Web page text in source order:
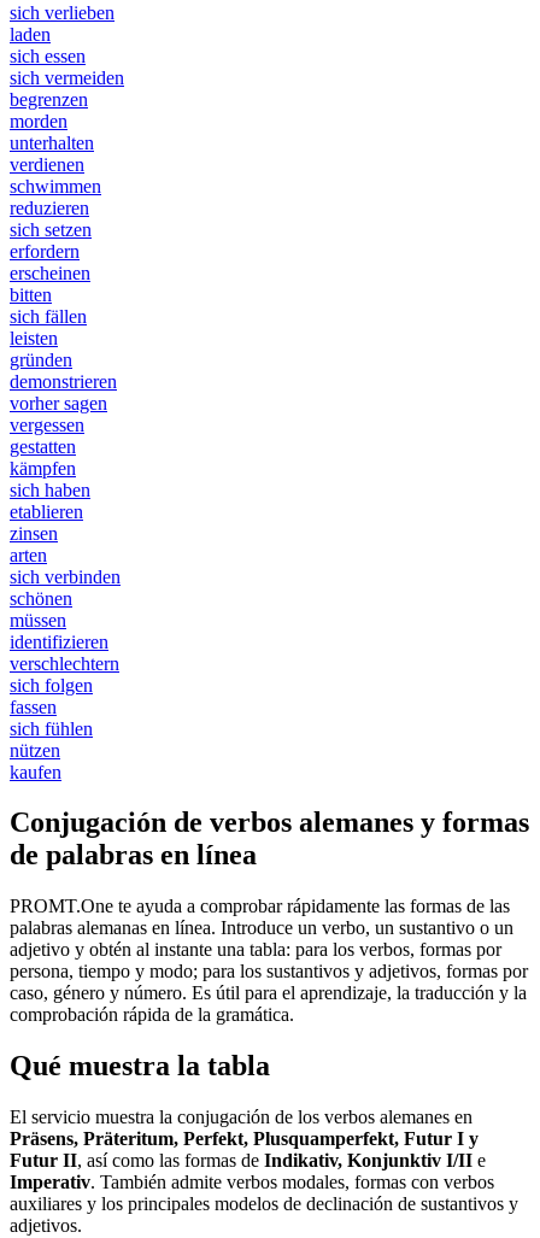
sich verlieben
laden
sich essen
sich vermeiden
begrenzen
morden
unterhalten
verdienen
schwimmen
reduzieren
sich setzen
erfordern
erscheinen
bitten
sich fällen
leisten
gründen
demonstrieren
vorher sagen
vergessen
gestatten
kämpfen
sich haben
etablieren
zinsen
arten
sich verbinden
schönen
müssen
identifizieren
verschlechtern
sich folgen
fassen
sich fühlen
nützen
kaufen
Conjugación de verbos alemanes y formas
de palabras en línea
PROMT.One te ayuda a comprobar rápidamente las formas de las
palabras alemanas en línea. Introduce un verbo, un sustantivo o un
adjetivo y obtén al instante una tabla: para los verbos, formas por
persona, tiempo y modo; para los sustantivos y adjetivos, formas por
caso, género y número. Es útil para el aprendizaje, la traducción y la
comprobación rápida de la gramática.
Qué muestra la tabla
El servicio muestra la conjugación de los verbos alemanes en
Präsens, Präteritum, Perfekt, Plusquamperfekt, Futur I y
Futur II, así como las formas de Indikativ, Konjunktiv I/II e
Imperativ. También admite verbos modales, formas con verbos
auxiliares y los principales modelos de declinación de sustantivos y
adjetivos.